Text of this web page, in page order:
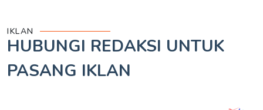
IKLAN
HUBUNGI REDAKSI UNTUK
PASANG IKLAN